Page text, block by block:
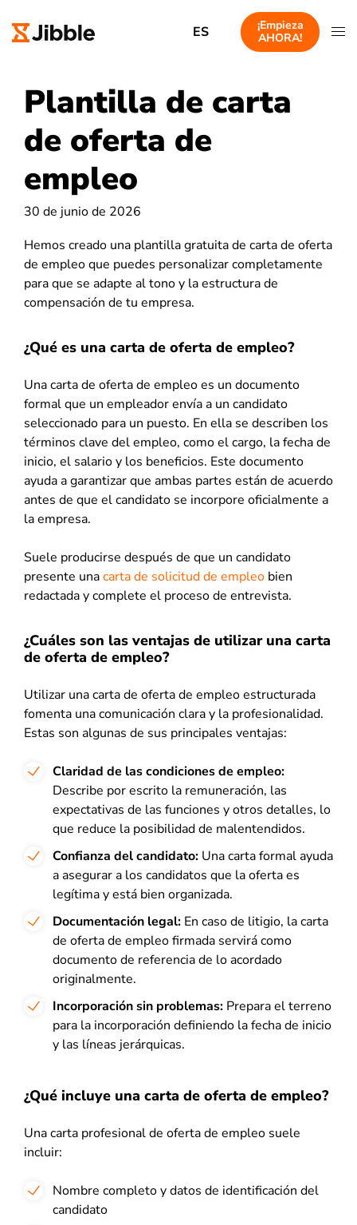
ES
¡Empieza
AHORA!
Plantilla de carta
de oferta de
empleo
30 de junio de 2026
Hemos creado una plantilla gratuita de carta de oferta
de empleo que puedes personalizar completamente
para que se adapte al tono y la estructura de
compensación de tu empresa.
¿Qué es una carta de oferta de empleo?
Una carta de oferta de empleo es un documento
formal que un empleador envía a un candidato
seleccionado para un puesto. En ella se describen los
términos clave del empleo, como el cargo, la fecha de
inicio, el salario y los beneficios. Este documento
ayuda a garantizar que ambas partes están de acuerdo
antes de que el candidato se incorpore oficialmente a
la empresa.
Suele producirse después de que un candidato
presente unacarta de solicitud de empleo bien
redactada y complete el proceso de entrevista.
¿Cuáles son las ventajas de utilizar una carta
de oferta de empleo?
Utilizar una carta de oferta de empleo estructurada
fomenta una comunicación clara y la profesionalidad.
Estas son algunas de sus principales ventajas:
Claridad de las condiciones de empleo:
Describe por escrito la remuneración, las
expectativas de las funciones y otros detalles, lo
que reduce la posibilidad de malentendidos.
Confianza del candidato: Una carta formal ayuda
a asegurar a los candidatos que la oferta es
legítima y está bien organizada.
Documentación legal: En caso de litigio, la carta
de oferta de empleo firmada servirá como
documento de referencia de lo acordado
originalmente.
Incorporación sin problemas: Prepara el terreno
para la incorporación definiendo la fecha de inicio
y las líneas jerárquicas.
¿Qué incluye una carta de oferta de empleo?
Una carta profesional de oferta de empleo suele
incluir:
Nombre completo y datos de identificación del
candidato